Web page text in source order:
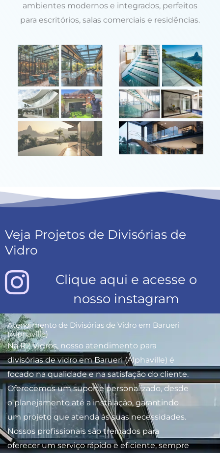
ambientes modernos e integrados, perfeitos
para escritórios, salas comerciais e residências.
Veja Projetos de Divisórias de
Vidro
Clique aqui e acesse o
nosso instagram
Atendimento de Divisórias de Vidro em Barueri
(Alphaville)
Na R2 Vidros, nosso atendimento para
divisórias de vidro em Barueri (Alphaville) é
focado na qualidade e na satisfação do cliente.
Oferecemos um suporte personalizado, desde
o planejamento até a instalação, garantindo
um projeto que atenda às suas necessidades.
Nossos profissionais são treinados para
oferecer um serviço rápido e eficiente, sempre